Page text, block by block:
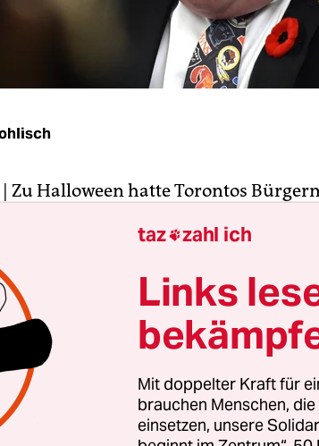
| Zu Halloween hatte Torontos
und Sensenmann. Jetzt wird der
darin herumwandeln, nachdem
öffentlich zugab, bei
Crack geraucht zu haben.
Kehrtwende. Denn Ford hatte in
den Konsum der illegalen Droge
von Videoaufnahmen, die zeigen,
taz zahl ich
Links
Mit doppelter Kraft für
brauchen Menschen,
einsetzen, unsere